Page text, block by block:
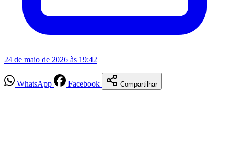
24 de maio de 2026 às 19:42
WhatsApp Facebook Compartilhar